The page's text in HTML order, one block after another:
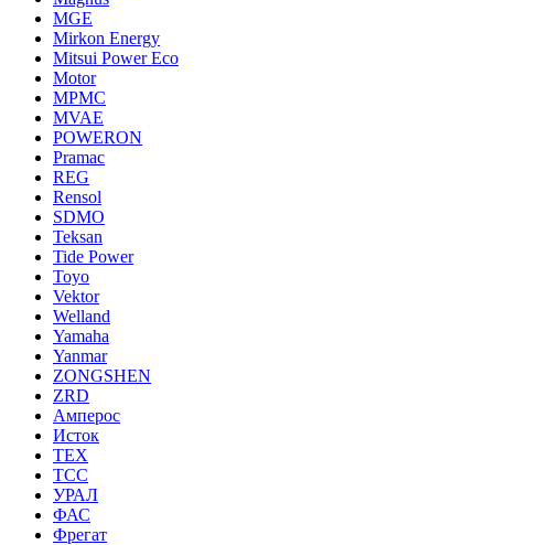
MGE
Mirkon Energy
Mitsui Power Eco
Motor
MPMC
MVAE
POWERON
Pramac
REG
Rensol
SDMO
Teksan
Tide Power
Toyo
Vektor
Welland
Yamaha
Yanmar
ZONGSHEN
ZRD
Амперос
Исток
ТЕХ
ТСС
УРАЛ
ФАС
Фрегат